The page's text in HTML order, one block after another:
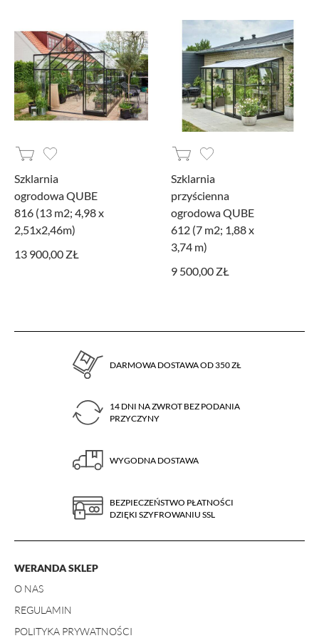
Szklarnia
ogrodowa QUBE
816 (13 m2; 4,98 x
2,51x2,46m)
13 900,00 ZŁ
Szklarnia
przyścienna
ogrodowa QUBE
612 (7 m2; 1,88 x
3,74 m)
9 500,00 ZŁ
DARMOWA DOSTAWA OD 350 ZŁ
14 DNI NA ZWROT BEZ PODANIA
PRZYCZYNY
WYGODNA DOSTAWA
BEZPIECZEŃSTWO PŁATNOŚCI
DZIĘKI SZYFROWANIU SSL
WERANDA SKLEP
O NAS
REGULAMIN
POLITYKA PRYWATNOŚCI